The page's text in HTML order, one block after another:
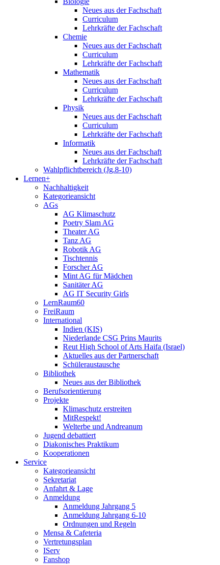
Neues aus der Fachschaft
Curriculum
Lehrkräfte der Fachschaft
Chemie
Neues aus der Fachschaft
Curriculum
Lehrkräfte der Fachschaft
Mathematik
Neues aus der Fachschaft
Curriculum
Lehrkräfte der Fachschaft
Physik
Neues aus der Fachschaft
Curriculum
Lehrkräfte der Fachschaft
Informatik
Neues aus der Fachschaft
Lehrkräfte der Fachschaft
Wahlpflichtbereich (Jg.8-10)
Lernen+
Nachhaltigkeit
Kategorieansicht
AGs
AG Klimaschutz
Poetry Slam AG
Theater AG
Tanz AG
Robotik AG
Tischtennis
Forscher AG
Mint AG für Mädchen
Sanitäter AG
AG IT Security Girls
LernRaum60
FreiRaum
International
Indien (KIS)
Niederlande CSG Prins Maurits
Reut High School of Arts Haifa (Israel)
Aktuelles aus der Partnerschaft
Schüleraustausche
Bibliothek
Neues aus der Bibliothek
Berufsorientierung
Projekte
Klimaschutz erstreiten
MitRespekt!
Welterbe und Andreanum
Jugend debattiert
Diakonisches Praktikum
Kooperationen
Service
Kategorieansicht
Sekretariat
Anfahrt & Lage
Anmeldung
Anmeldung Jahrgang 5
Anmeldung Jahrgang 6-10
Ordnungen und Regeln
Mensa & Cafeteria
Vertretungsplan
IServ
Fanshop